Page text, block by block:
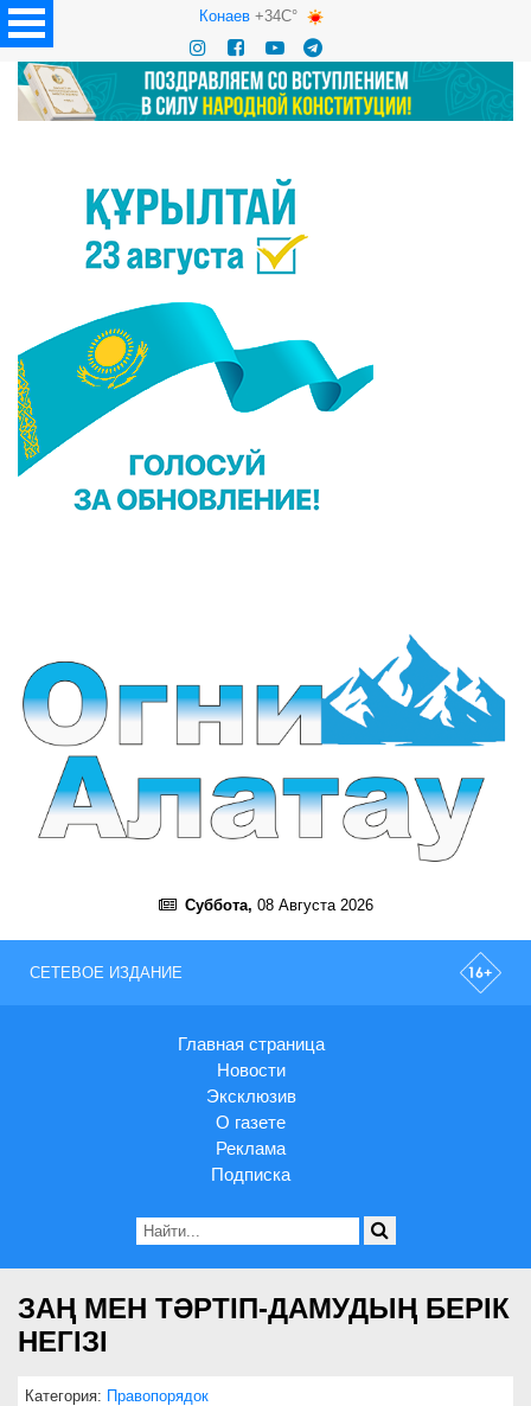
Конаев+34C°
Суббота, 08 Августа 2026
СЕТЕВОЕ ИЗДАНИЕ
Главная страница
Новости
Эксклюзив
О газете
Реклама
Подписка
ЗАҢ МЕН ТӘРТІП-ДАМУДЫҢ БЕРІК
НЕГІЗІ
Категория: Правопорядок